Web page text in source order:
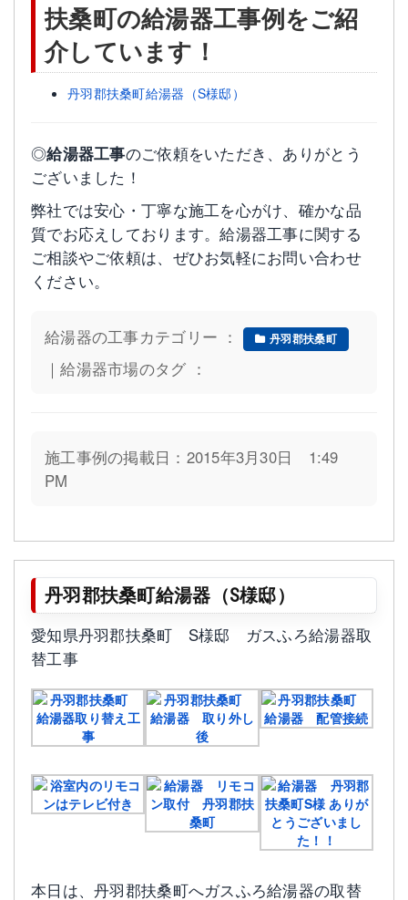
扶桑町の給湯器工事例をご紹
介しています！
丹羽郡扶桑町給湯器（S様邸）
◎給湯器工事のご依頼をいただき、ありがとう
ございました！
弊社では安心・丁寧な施工を心がけ、確かな品
質でお応えしております。給湯器工事に関する
ご相談やご依頼は、ぜひお気軽にお問い合わせ
ください。
給湯器の工事カテゴリー ： 丹羽郡扶桑町
｜給湯器市場のタグ ：
施工事例の掲載日：2015年3月30日 1:49
PM
丹羽郡扶桑町給湯器（S様邸）
愛知県丹羽郡扶桑町 S様邸 ガスふろ給湯器取
替工事
本日は、丹羽郡扶桑町へガスふろ給湯器の取替